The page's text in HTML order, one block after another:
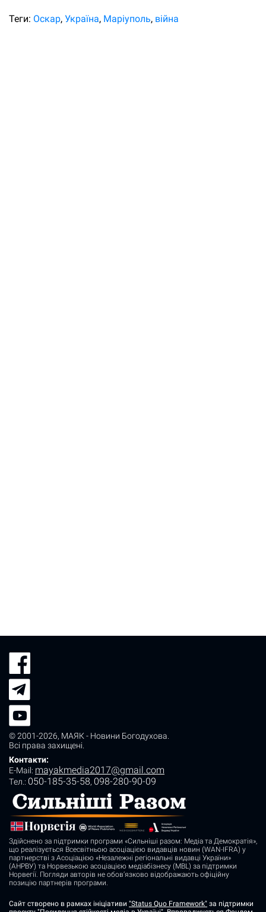
Теги: Оскар Україна Маріуполь війна
© 2001-2026, МАЯК - Новини Богодухова
Всі права захищені.
Контакти:
E-Mail: mayakmedia2017@gmail.com
Tел.: 050-185-35-58, 098-280-90-09
Здійснено за підтримки програми «Сильніші разом: Медіа та Демократія»,
що реалізується Всесвітньою асоціацією видавців новин (WAN-IFRA) у
партнерстві з Асоціацією «Незалежні регіональні видавці України»
(АНРВУ) та Норвезькою асоціацією медіабізнесу (MBL) за підтримки
Норвегії. Погляди авторів не обов’язково відображають офіційну
позицію партнерів програми.
Сайт створено в рамках ініціативи "Status Quo Framework" за підтримки